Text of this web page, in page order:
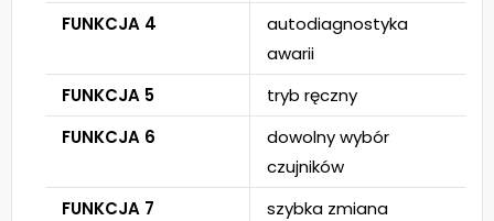
FUNKCJA 4
autodiagnostyka
awarii
FUNKCJA 5
tryb ręczny
FUNKCJA 6
dowolny wybór
czujników
FUNKCJA 7
szybka zmiana